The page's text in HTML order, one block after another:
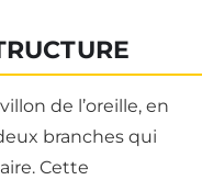
de l’oreille, en
branches qui
Cette